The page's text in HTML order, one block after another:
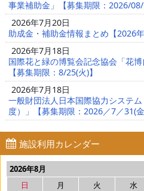
事業補助金」【募集期限：2026/08/
2026年7月20日
助成金・補助金情報まとめ【2026年
2026年7月18日
国際花と緑の博覧会記念協会「花
【募集期限：8/25(火)】
2026年7月18日
一般財団法人日本国際協力システ
度）」【募集期限：2026／7／31(金
施設利用カレンダー
2026年8月
日
月 火 水